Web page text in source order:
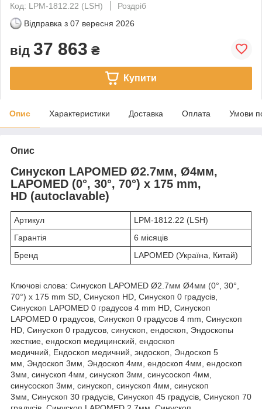
Код: LPM-1812.22 (LSH)
Роздріб
Відправка з 07 вересня 2026
від 37 863 ₴
Купити
Опис Характеристики Доставка Оплата Умови
Опис
Синускоп LAPOMED Ø2.7мм, Ø4мм,
LAPOMED (0°, 30°, 70°) x 175 mm,
HD (autoclavable)
Артикул
LPM-1812.22 (LSH)
Гарантія
6 місяців
Бренд
LAPOMED (Україна, Китай)
Ключові слова: Синускоп LAPOMED Ø2.7мм Ø4мм (0°, 30°,
70°) x 175 mm SD, Синускоп HD, Синускоп 0 градусів,
Синускоп LAPOMED 0 градусов 4 mm HD, Синускоп
LAPOMED 0 градусов, Синускоп 0 градусов 4 mm, Синускоп
HD, Синускоп 0 градусов, синускоп, ендоскоп, Эндоскопы
жесткие, ендоскоп медицинский, ендоскоп
медичний, Ендоскоп медичний, эндоскоп, Эндоскоп 5
мм, Эндоскоп 3мм, Эндоскоп 4мм, ендоскоп 4мм, ендоскоп
3мм, синускоп 4мм, синускоп 3мм, синусоскоп 4мм,
синусоскоп 3мм, синускоп, синускоп 4мм, синускоп
3мм, Синускоп 30 градусів, Синускоп 45 градусів, Синускоп 70